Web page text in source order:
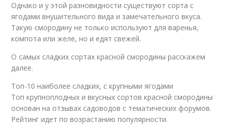
Однако и у этой разновидности существуют сорта с
ягодами внушительного вида и замечательного вкуса.
Такую смородину не только используют для варенья,
компота или желе, но и едят свежей.
О самых сладких сортах красной смородины расскажем
далее.
Топ-10 наиболее сладких, с крупными ягодами
Топ крупноплодных и вкусных сортов красной смородины
основан на отзывах садоводов с тематических форумов.
Рейтинг идет по возрастанию популярности.